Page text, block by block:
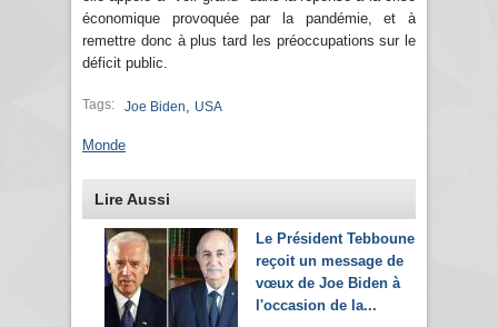
économique provoquée par la pandémie, et à
remettre donc à plus tard les préoccupations sur le
déficit public.
Tags: Joe Biden USA
Monde
Lire Aussi
Le Président Tebboune
reçoit un message de
vœux de Joe Biden à
l'occasion de la...